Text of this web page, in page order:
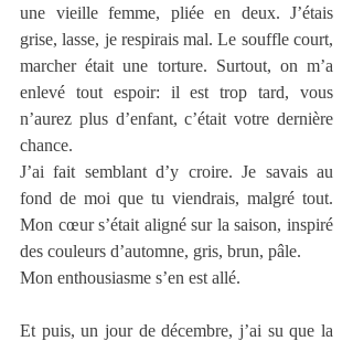
une vieille femme, pliée en deux. J’étais
grise, lasse, je respirais mal. Le souffle court,
marcher était une torture. Surtout, on m’a
enlevé tout espoir: il est trop tard, vous
n’aurez plus d’enfant, c’était votre dernière
chance.
J’ai fait semblant d’y croire. Je savais au
fond de moi que tu viendrais, malgré tout.
Mon cœur s’était aligné sur la saison, inspiré
des couleurs d’automne, gris, brun, pâle.
Mon enthousiasme s’en est allé.
Et puis, un jour de décembre, j’ai su que la